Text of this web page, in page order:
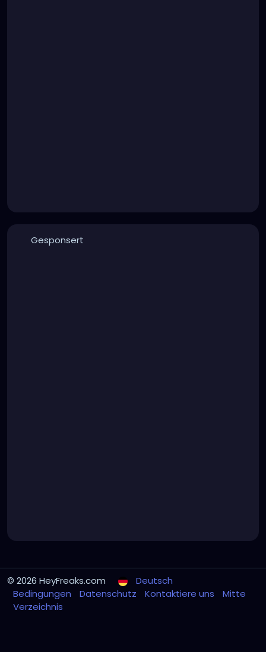
Gesponsert
© 2026 HeyFreaks.com
Deutsch
Bedingungen
Datenschutz Kontaktiere uns
Mitte
Verzeichnis